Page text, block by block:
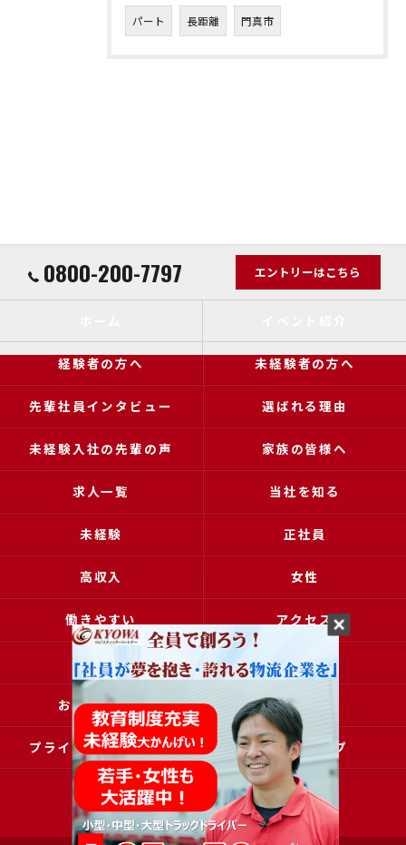
パート 長距離 門真市
0800-200-7797 エントリーはこちら
経験者の方へ 未経験者の方へ
先輩社員インタビュー 選ばれる理由
未経験入社の先輩の声 家族の皆様へ
求人一覧 当社を知る
未経験 正社員
高収入 女性
働きやすい アクセス
ブログ コラム
お問い合わせ 採用申込
プライバシーポリシー サイトマップ